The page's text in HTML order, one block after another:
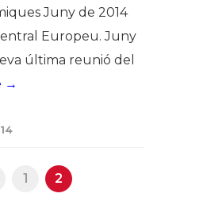
Juny de 2014
Europeu. Juny
última reunió del
→
1 2